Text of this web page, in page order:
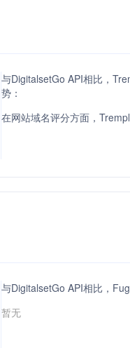
与DigitalsetGo API相比，
势：
在网站域名评分方面，
与DigitalsetGo API相比，
暂无